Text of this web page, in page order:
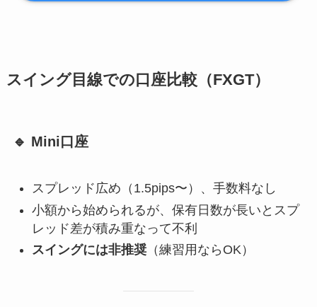
スイング目線での口座比較（FXGT）
🔹 Mini口座
スプレッド広め（1.5pips〜）、手数料なし
小額から始められるが、保有日数が長いとスプ
レッド差が積み重なって不利
スイングには非推奨（練習用ならOK）